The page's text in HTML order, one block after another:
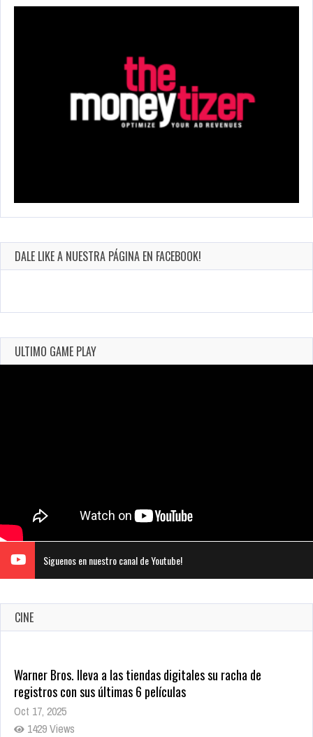
DALE LIKE A NUESTRA PÁGINA EN FACEBOOK!
ULTIMO GAME PLAY
Siguenos en nuestro canal de Youtube!
CINE
CRUNCHYROLL ANUNCIA FECHA DE ESTRENO EN CINES DE
JUJUTSU KAISEN: EJECUCIÓN
Oct 7, 2025
1752 Views